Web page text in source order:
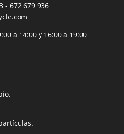
- 672 679 936
a 14:00 y 16:00 a 19:00